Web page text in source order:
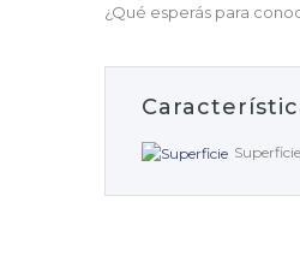
¿Qué esperás para